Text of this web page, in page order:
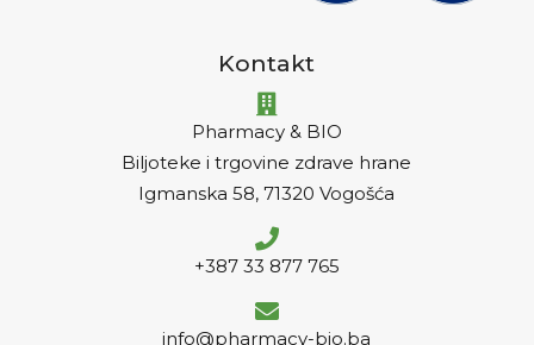
Kontakt
Pharmacy & BIO
Biljoteke i trgovine zdrave hrane
Igmanska 58, 71320 Vogošća
+387 33 877 765
info@pharmacy-bio.ba